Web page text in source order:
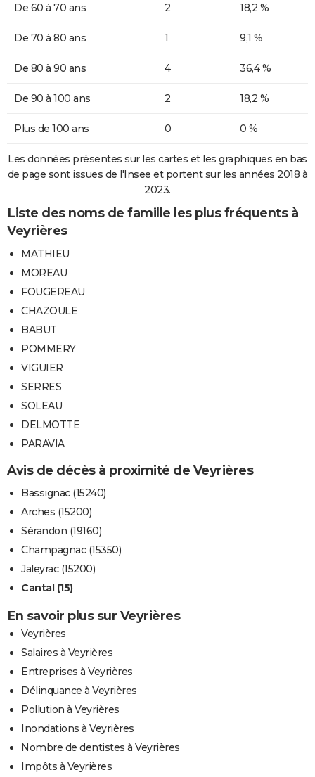
De 60 à 70 ans 2 18,2 %
De 70 à 80 ans 1 9,1 %
De 80 à 90 ans 4 36,4 %
De 90 à 100 ans 2 18,2 %
Plus de 100 ans 0 0 %
Les données présentes sur les cartes et les graphiques en bas
de page sont issues de l'Insee et portent sur les années 2018 à
2023.
Liste des noms de famille les plus fréquents à
Veyrières
MATHIEU
MOREAU
FOUGEREAU
CHAZOULE
BABUT
POMMERY
VIGUIER
SERRES
SOLEAU
DELMOTTE
PARAVIA
Avis de décès à proximité de Veyrières
Bassignac (15240)
Arches (15200)
Sérandon (19160)
Champagnac (15350)
Jaleyrac (15200)
Cantal (15)
En savoir plus sur Veyrières
Veyrières
Salaires à Veyrières
Entreprises à Veyrières
Délinquance à Veyrières
Pollution à Veyrières
Inondations à Veyrières
Nombre de dentistes à Veyrières
Impôts à Veyrières